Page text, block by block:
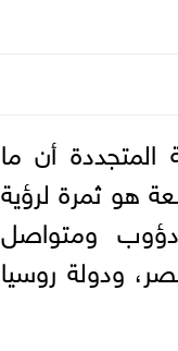
المتجددة أن ما
هو ثمرة لرؤية
ومتواصل
ودولة روسيا